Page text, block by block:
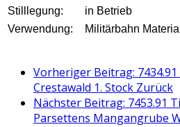
Stilllegung:
in Betrieb
Verwendung:
Militärbahn
Vorheriger Beitrag:
Crestawald 1. Stock Zurück
Nächster Beitrag: 7453.91
Parsettens Mangangrube